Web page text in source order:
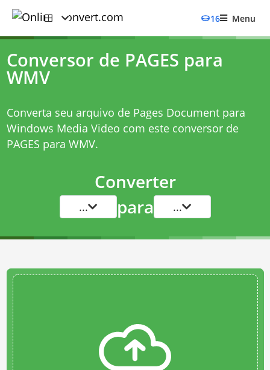
16 Menu
Conversor de PAGES para
WMV
Converta seu arquivo de Pages Document para
Windows Media Video com este conversor de
PAGES para WMV.
Converter
... para ...